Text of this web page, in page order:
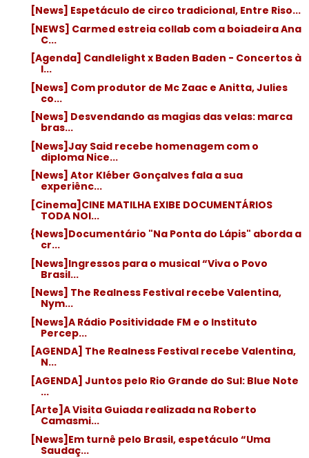
[News] Espetáculo de circo tradicional, Entre Riso...
[NEWS] Carmed estreia collab com a boiadeira Ana
C...
[Agenda] Candlelight x Baden Baden - Concertos à
l...
[News] Com produtor de Mc Zaac e Anitta, Julies
co...
[News] Desvendando as magias das velas: marca
bras...
[News]Jay Said recebe homenagem com o
diploma Nice...
[News] Ator Kléber Gonçalves fala a sua
experiênc...
[Cinema]CINE MATILHA EXIBE DOCUMENTÁRIOS
TODA NOI...
{News]Documentário "Na Ponta do Lápis" aborda a
cr...
[News]Ingressos para o musical “Viva o Povo
Brasil...
[News] The Realness Festival recebe Valentina,
Nym...
[News]A Rádio Positividade FM e o Instituto
Percep...
[AGENDA] The Realness Festival recebe Valentina,
N...
[AGENDA] Juntos pelo Rio Grande do Sul: Blue Note
...
[Arte]A Visita Guiada realizada na Roberto
Camasmi...
[News]Em turnê pelo Brasil, espetáculo “Uma
Saudaç...